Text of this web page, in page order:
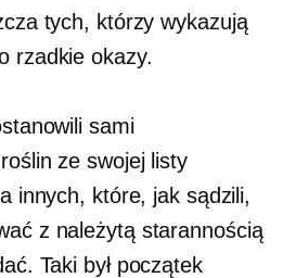
tych, którzy wykazują
rzadkie okazy.
sami
ze swojej listy
innych, które, jak sądzili,
z należytą starannością
Taki był początek